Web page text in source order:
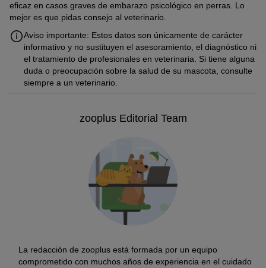
eficaz en casos graves de embarazo psicológico en perras. Lo
mejor es que pidas consejo al veterinario.
Aviso importante: Estos datos son únicamente de carácter
informativo y no sustituyen el asesoramiento, el diagnóstico ni
el tratamiento de profesionales en veterinaria. Si tiene alguna
duda o preocupación sobre la salud de su mascota, consulte
siempre a un veterinario.
zooplus Editorial Team
La redacción de zooplus está formada por un equipo
comprometido con muchos años de experiencia en el cuidado